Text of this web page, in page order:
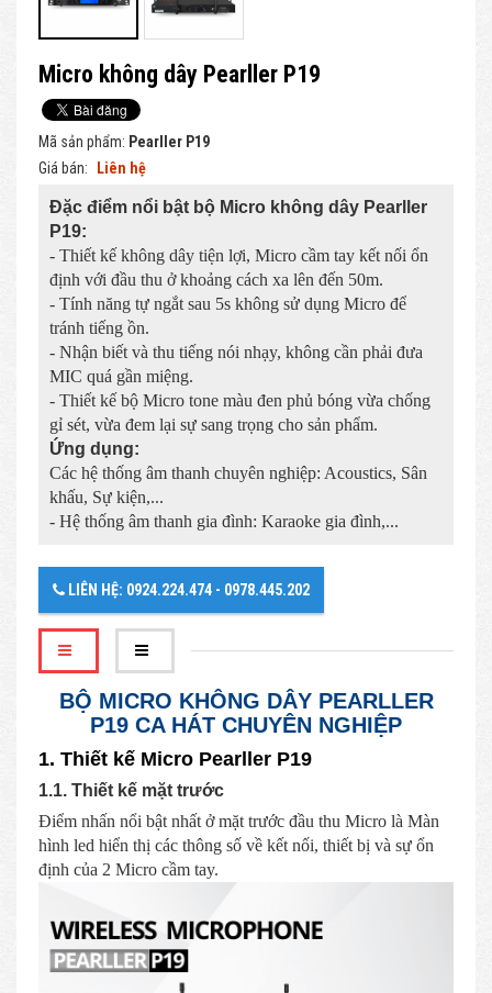
Micro không dây Pearller P19
Mã sản phẩm: Pearller P19
Giá bán:
Liên hệ
Đặc điểm nổi bật bộ Micro không dây Pearller
P19:
- Thiết kế không dây tiện lợi, Micro cầm tay kết nối ổn
định với đầu thu ở khoảng cách xa lên đến 50m.
- Tính năng tự ngắt sau 5s không sử dụng Micro để
tránh tiếng ồn.
- Nhận biết và thu tiếng nói nhạy, không cần phải đưa
MIC quá gần miệng.
- Thiết kế bộ Micro tone màu đen phủ bóng vừa chống
gỉ sét, vừa đem lại sự sang trọng cho sản phẩm.
Ứng dụng:
Các hệ thống âm thanh chuyên nghiệp: Acoustics, Sân
khấu, Sự kiện,...
- Hệ thống âm thanh gia đình: Karaoke gia đình,...
LIÊN HỆ: 0924.224.474 - 0978.445.202
BỘ MICRO KHÔNG DÂY PEARLLER
P19 CA HÁT CHUYÊN NGHIỆP
1. Thiết kế Micro Pearller P19
1.1. Thiết kế mặt trước
Điểm nhấn nổi bật nhất ở mặt trước đầu thu Micro là Màn
hình led hiển thị các thông số về kết nối, thiết bị và sự ổn
định của 2 Micro cầm tay.